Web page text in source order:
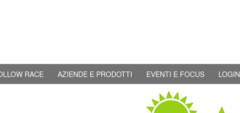
RACE AZIENDE E PRODOTTI EVENTI E FOCUS LOGIN